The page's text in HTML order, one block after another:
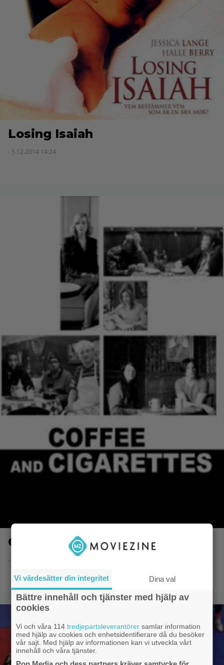
Losing Isaiah
- 5.12.2014 14:24
Coffee and Cigarettes
- 8.6.2014 20:51
Vi värdesätter din integritet Dina val
Bättre innehåll och tjänster med hjälp av
cookies
Vi och våra 114tredjepartsleverantörer samlar information
med hjälp av cookies och enhetsidentifierare då du besöker
vår sajt. Med hjälp av informationen kan vi utveckla vårt
innehåll och våra tjänster.